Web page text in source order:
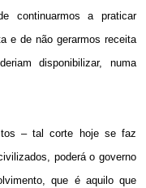
continuarmos a praticar
e de não gerarmos receita
disponibilizar, numa
– tal corte hoje se faz
poderá o governo
que é aquilo que